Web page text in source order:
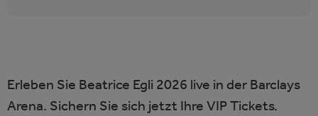
Erleben Sie Beatrice Egli 2026 live in der Barclays
Arena. Sichern Sie sich jetzt Ihre VIP Tickets.